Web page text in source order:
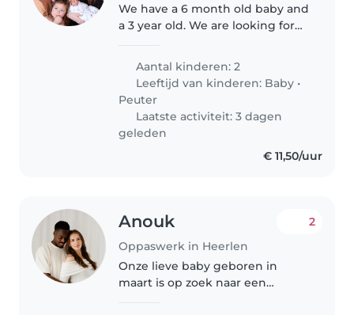
We have a 6 month old baby and
a 3 year old. We are looking for
evenings. Our toddler is very
energetic and sweet, she is
always laughing and asking..
Aantal kinderen: 2
Leeftijd van kinderen: Baby •
Peuter
Laatste activiteit: 3 dagen
geleden
€ 11,50/uur
Anouk
Oppaswerk in Heerlen
2
Onze lieve baby geboren in
maart is op zoek naar een